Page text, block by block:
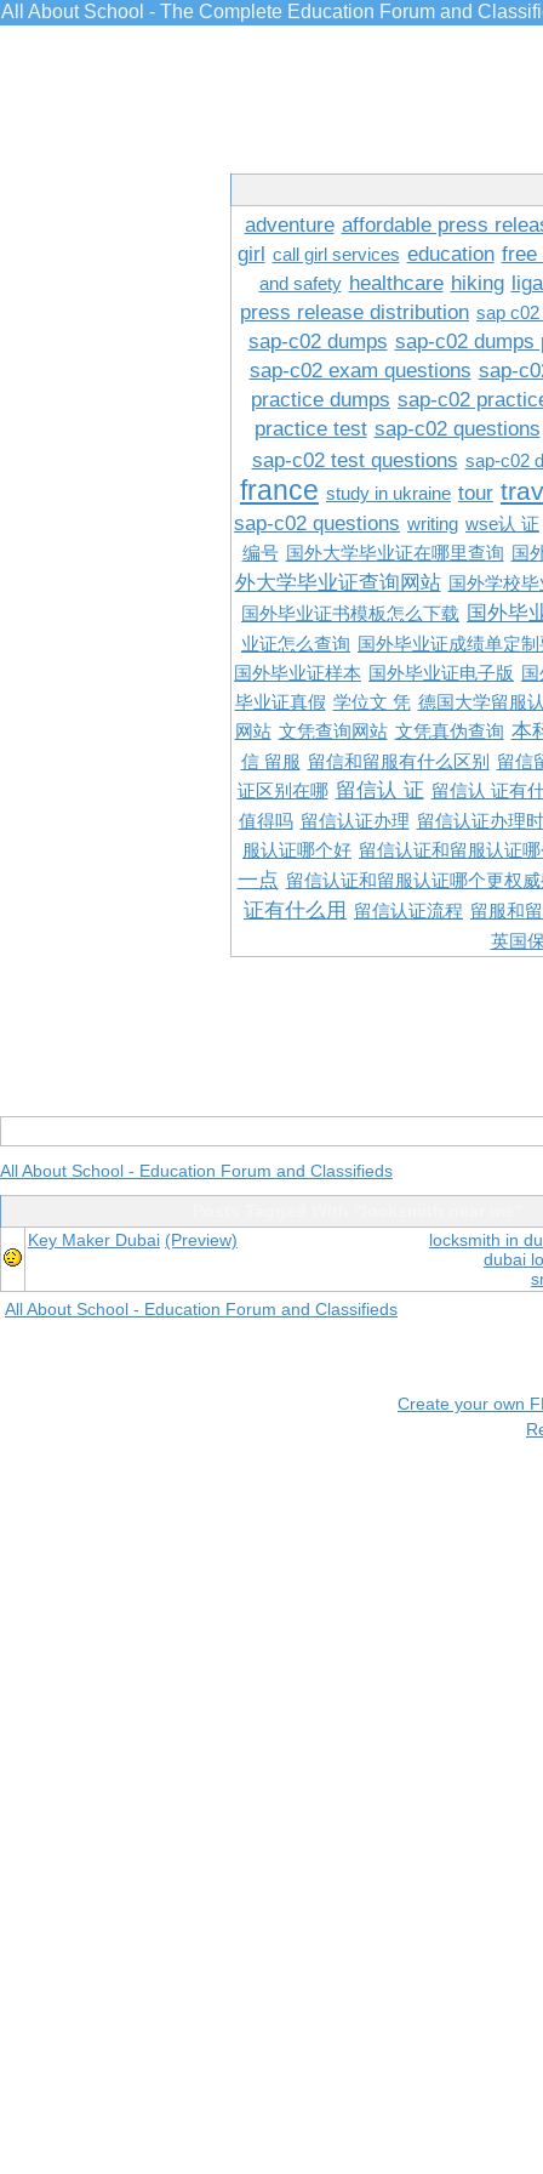
All About School - The Complete Education Forum and
adventure affordable press
girl call girl services education free
and safety healthcare hiking
press release distribution sap
sap-c02 dumps sap-c02 dumps
sap-c02 exam questions sap-
practice dumps sap-c02
practice test sap-c02 questions
sap-c02 test questions sap-c02
france study in ukraine tour
sap-c02 questions writing wse认 证
编号 国外大学毕业证在哪里查询 国
外大学毕业证查询网站 国外学校
国外毕业证书模板怎么下载 国外毕
业证怎么查询
国外毕业证成绩单定
国外毕业证样本
国外毕业证电子版
毕业证真假 学位文 凭 德国大学留服
网站 文凭查询网站 文凭真伪查询 本
信 留服 留信和留服有什么区别
留信
证区别在哪 留信认 证 留信认 证有
值得吗 留信认证办理 留信认证办理
服认证哪个好 留信认证和留服认证
一点 留信认证和留服认证哪个更权
证有什么用 留信认证流程 留服和
英国
All About School - Education Forum and Classifieds
locksmith in
dubai
Key Maker Dubai (Preview)
All About School - Education Forum and Classifieds
Create your own